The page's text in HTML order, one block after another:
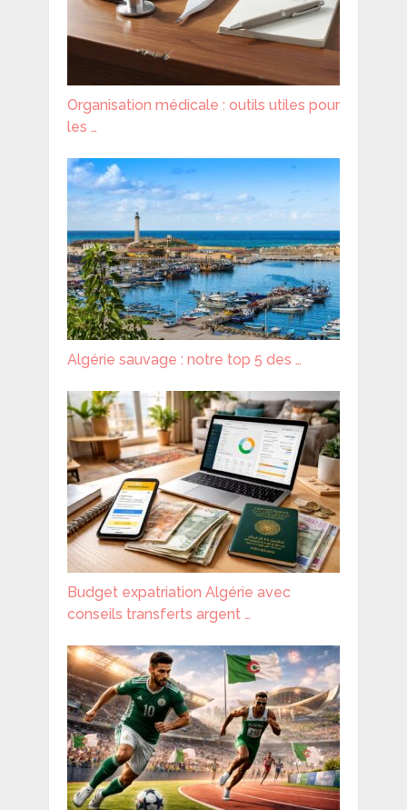
Organisation médicale : outils utiles pour
les …
Algérie sauvage : notre top 5 des …
Budget expatriation Algérie avec
conseils transferts argent …